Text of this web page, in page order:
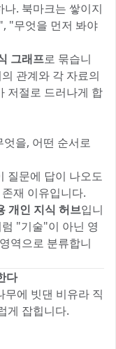
. 북마크는 쌓이지
"무엇을 먼저 봐야
그래프로 묶습니
관계와 각 자료의
저절로 드러나게 합
을, 어떤 순서로
질문에 답이 나오도
재 이유입니다.
개인 지식 허브입니
럼 "기술"이 아닌 영
역으로 분류합니
다
무에 빗댄 비유라 직
게 잡힙니다.